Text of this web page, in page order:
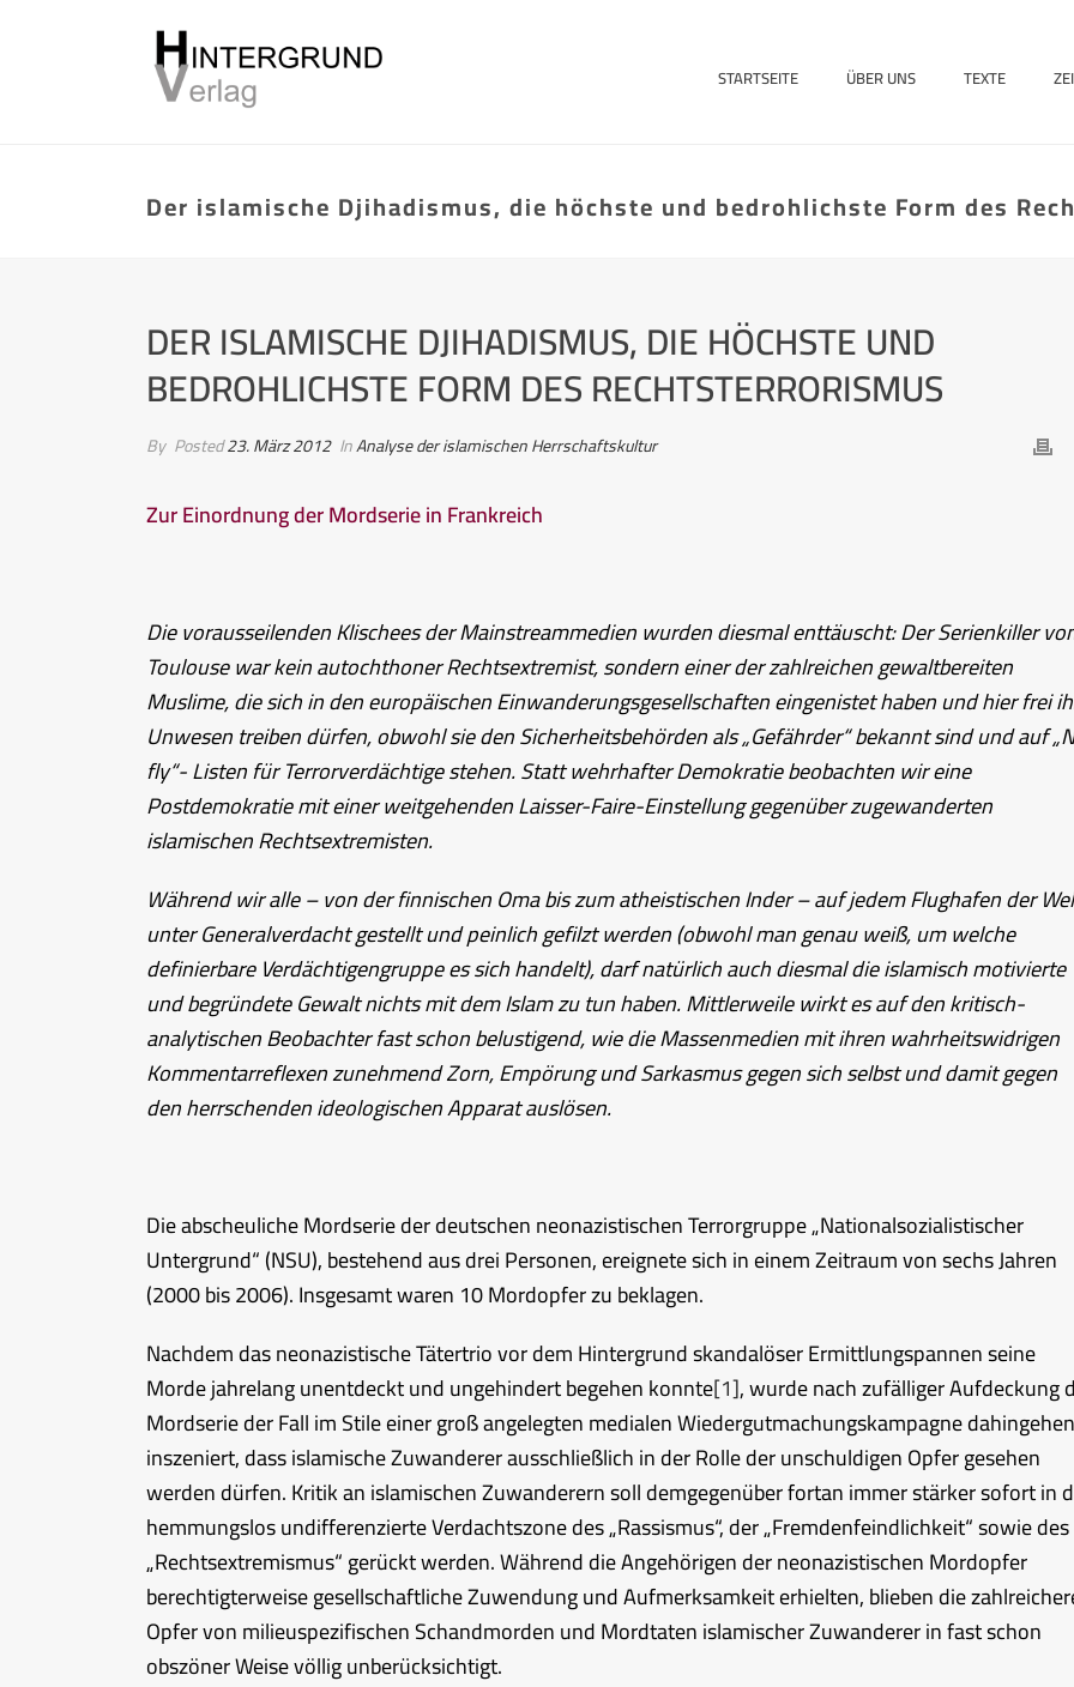
STARTSEITE ÜBER UNS TEXTE
Der islamische Djihadismus, die höchste und bedrohlichste Form des
DER ISLAMISCHE DJIHADISMUS, DIE HÖCHSTE UND
BEDROHLICHSTE FORM DES RECHTSTERRORISMUS
By Posted23. März 2012 InAnalyse der islamischen Herrschaftskultur
Zur Einordnung der Mordserie in Frankreich
Die vorausseilenden Klischees der Mainstreammedien wurden diesmal enttäuscht: Der Serienkiller
Toulouse war kein autochthoner Rechtsextremist, sondern einer der zahlreichen gewaltbereiten
Muslime, die sich in den europäischen Einwanderungsgesellschaften eingenistet haben und hier frei
Unwesen treiben dürfen, obwohl sie den Sicherheitsbehörden als „Gefährder“ bekannt sind und auf
fly“- Listen für Terrorverdächtige stehen. Statt wehrhafter Demokratie beobachten wir eine
Postdemokratie mit einer weitgehenden Laisser-Faire-Einstellung gegenüber zugewanderten
islamischen Rechtsextremisten.
Während wir alle – von der finnischen Oma bis zum atheistischen Inder – auf jedem Flughafen der
unter Generalverdacht gestellt und peinlich gefilzt werden (obwohl man genau weiß, um welche
definierbare Verdächtigengruppe es sich handelt), darf natürlich auch diesmal die islamisch motivierte
und begründete Gewalt nichts mit dem Islam zu tun haben. Mittlerweile wirkt es auf den kritisch-
analytischen Beobachter fast schon belustigend, wie die Massenmedien mit ihren wahrheitswidrigen
Kommentarreflexen zunehmend Zorn, Empörung und Sarkasmus gegen sich selbst und damit gegen
den herrschenden ideologischen Apparat auslösen.
Die abscheuliche Mordserie der deutschen neonazistischen Terrorgruppe „Nationalsozialistischer
Untergrund“ (NSU), bestehend aus drei Personen, ereignete sich in einem Zeitraum von sechs Jahren
(2000 bis 2006). Insgesamt waren 10 Mordopfer zu beklagen.
Nachdem das neonazistische Tätertrio vor dem Hintergrund skandalöser Ermittlungspannen seine
Morde jahrelang unentdeckt und ungehindert begehen konnte[1], wurde nach zufälliger Aufdeckung
Mordserie der Fall im Stile einer groß angelegten medialen Wiedergutmachungskampagne
inszeniert, dass islamische Zuwanderer ausschließlich in der Rolle der unschuldigen Opfer gesehen
werden dürfen. Kritik an islamischen Zuwanderern soll demgegenüber fortan immer stärker sofort in
hemmungslos undifferenzierte Verdachtszone des „Rassismus“, der „Fremdenfeindlichkeit“ sowie des
„Rechtsextremismus“ gerückt werden. Während die Angehörigen der neonazistischen Mordopfer
berechtigterweise gesellschaftliche Zuwendung und Aufmerksamkeit erhielten, blieben die
Opfer von milieuspezifischen Schandmorden und Mordtaten islamischer Zuwanderer in fast schon
obszöner Weise völlig unberücksichtigt.